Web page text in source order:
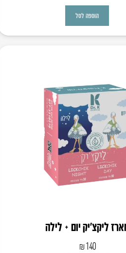
הוספה לסל
ליקצ’יק יום + לילה
₪140